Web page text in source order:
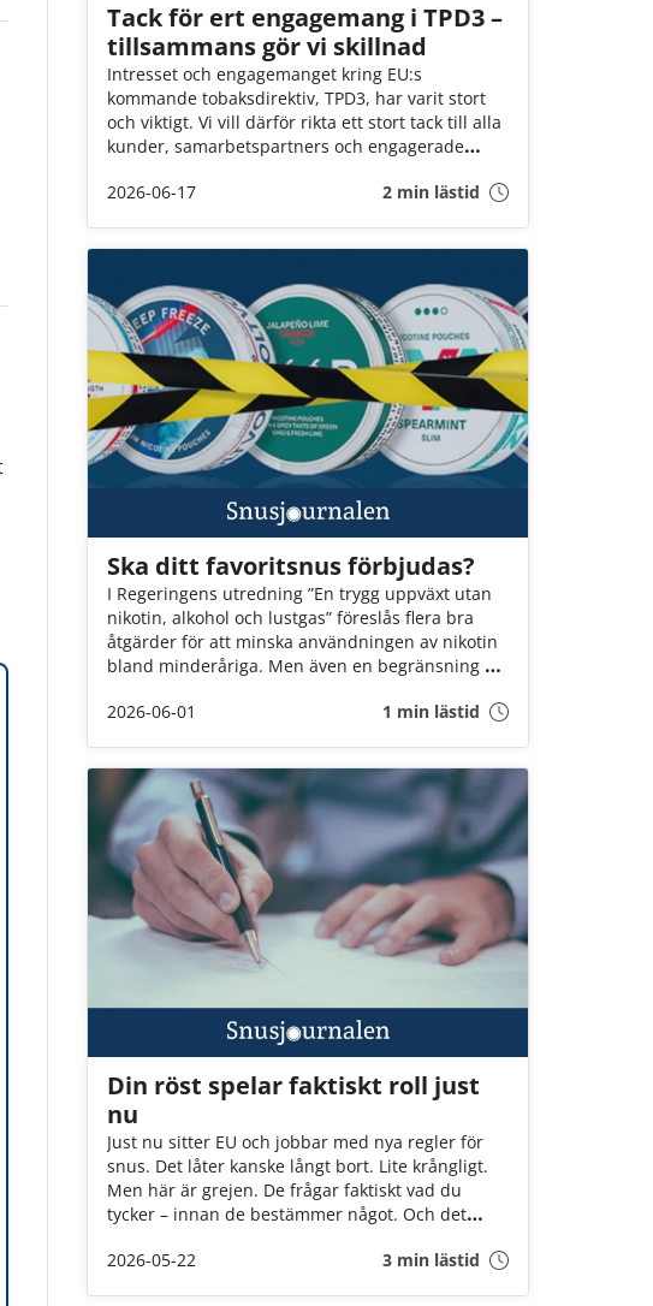
Tack för ert engagemang i TPD3 –
tillsammans gör vi skillnad
Intresset och engagemanget kring EU:s
kommande tobaksdirektiv, TPD3, har varit stort
och viktigt. Vi vill därför rikta ett stort tack till alla
kunder, samarbetspartners och engagerade
synpunkter, svara på enkäter och delta i
2026-06-17 2 min lästid
Ska ditt favoritsnus förbjudas?
I Regeringens utredning ”En trygg uppväxt utan
nikotin, alkohol och lustgas” föreslås flera bra
åtgärder för att minska användningen av nikotin
bland minderåriga. Men även en begränsning på
än varannan dosa kan förbjudas. Det är ett
Socialminister Jakob Forssmed och Regeringen
agerar, kommer 3 av 4 av oss att drabbas.
2026-06-01 1 min lästid
Din röst spelar faktiskt roll just
nu
Just nu sitter EU och jobbar med nya regler för
snus. Det låter kanske långt bort. Lite krångligt.
Men här är grejen. De frågar faktiskt vad du
tycker – innan de bestämmer något. Och det
diskussion där alla kan vara med. Inte bara
2026-05-22 3 min lästid